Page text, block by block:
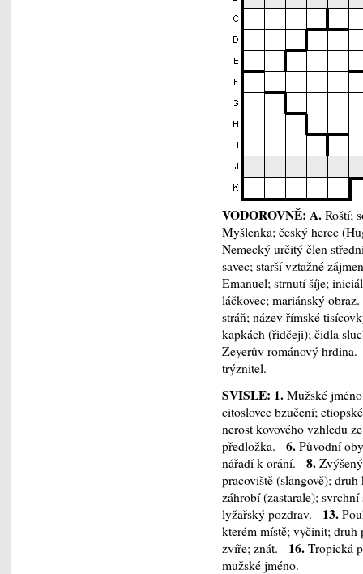
VODOROVNĚ: A.Roští;
Myšlenka; český herec
Nemecký určitý člen
savec; starší vztažné
Emanuel; strnutí šíje;
láčkovec; mariánský
stráň; název římské
kapkách (řidčeji); čidla
Zeyerův románový hrdina.
trýznitel.
SVISLE: 1.Mužské
citoslovce bzučení;
nerost kovového vzhledu
předložka. - 6.Původní
nářadí k orání. - 8.Zvýšený
pracoviště (slangově);
záhrobí (zastarale);
lyžařský pozdrav. - 13.
kterém místě; vyčinit; druh
zvíře; znát. - 16.Tropická
mužské jméno.